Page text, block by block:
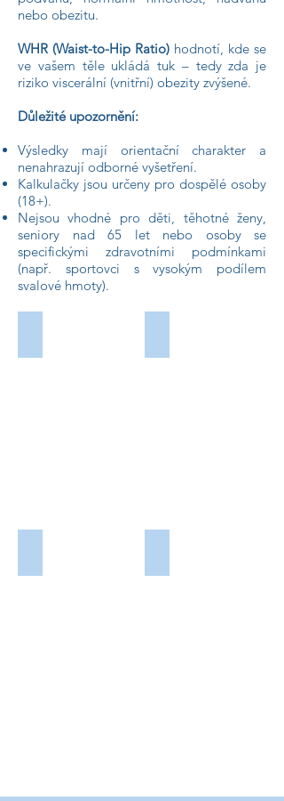
nebo obezitu.
WHR (Waist-to-Hip Ratio) hodnotí, kde se
ve vašem těle ukládá tuk – tedy zda je
riziko viscerální (vnitřní) obezity zvýšené.
Důležité upozornění:
Výsledky mají orientační charakter a
nenahrazují odborné vyšetření.
Kalkulačky jsou určeny pro dospělé osoby
(18+).
Nejsou vhodné pro děti, těhotné ženy,
seniory nad 65 let nebo osoby se
specifickými zdravotními podmínkami
(např. sportovci s vysokým podílem
svalové hmoty).